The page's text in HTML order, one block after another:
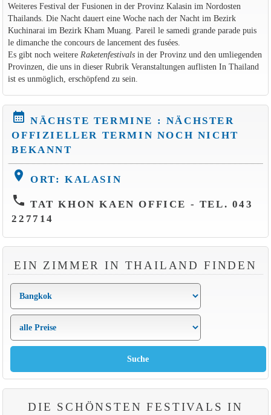
Weiteres Festival der Fusionen in der Provinz Kalasin im Nordosten
Thailands. Die Nacht dauert eine Woche nach der Nacht im Bezirk
Kuchinarai im Bezirk Kham Muang. Pareil le samedi grande parade puis
le dimanche the concours de lancement des fusées.
Es gibt noch weitere Raketenfestivalsin der Provinz und den umliegenden
Provinzen, die uns in dieser Rubrik Veranstaltungen auflisten In Thailand
ist es unmöglich, erschöpfend zu sein.
calendar_month NÄCHSTE TERMINE : NÄCHSTER
OFFIZIELLER TERMIN NOCH NICHT
BEKANNT
location_on ORT: KALASIN
phone TAT KHON KAEN OFFICE - TEL. 043
227714
EIN ZIMMER IN THAILAND FINDEN
DIE SCHÖNSTEN FESTIVALS IN